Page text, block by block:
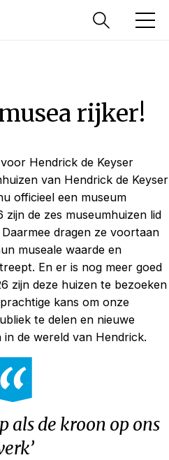
rijker!
Hendrick de Keyser
van Hendrick de Keyser
officieel een museum
zijn de zes museumhuizen lid
dragen ze voortaan
museale waarde en
En er is nog meer goed
zijn deze huizen te bezoeken
kans om onze
te delen en nieuwe
de wereld van Hendrick.
als de kroon op ons